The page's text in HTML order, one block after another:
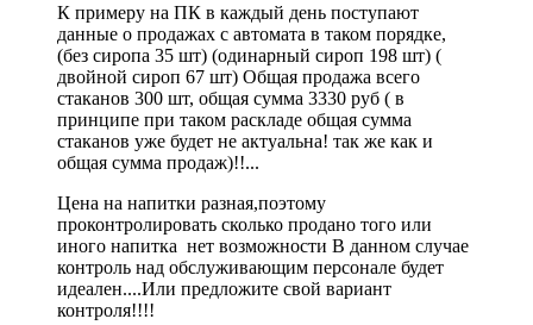
К примеру на ПК в каждый день поступают
данные о продажах с автомата в таком порядке,
(без сиропа 35 шт) (одинарный сироп 198 шт) (
двойной сироп 67 шт) Общая продажа всего
стаканов 300 шт, общая сумма 3330 руб ( в
принципе при таком раскладе общая сумма
стаканов уже будет не актуальна! так же как и
общая сумма продаж)!!...
Цена на напитки разная,поэтому
проконтролировать сколько продано того или
иного напитка нет возможности В данном случае
контроль над обслуживающим персонале будет
идеален....Или предложите свой вариант
контроля!!!!